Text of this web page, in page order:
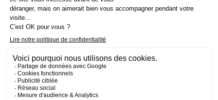
Mastère
Mastères en Direction Artistique
&
(en alternance)
Mastère Webdesigner (en alternance)
Établissement d’enseignement supérieur privé - ECV 2019 ©